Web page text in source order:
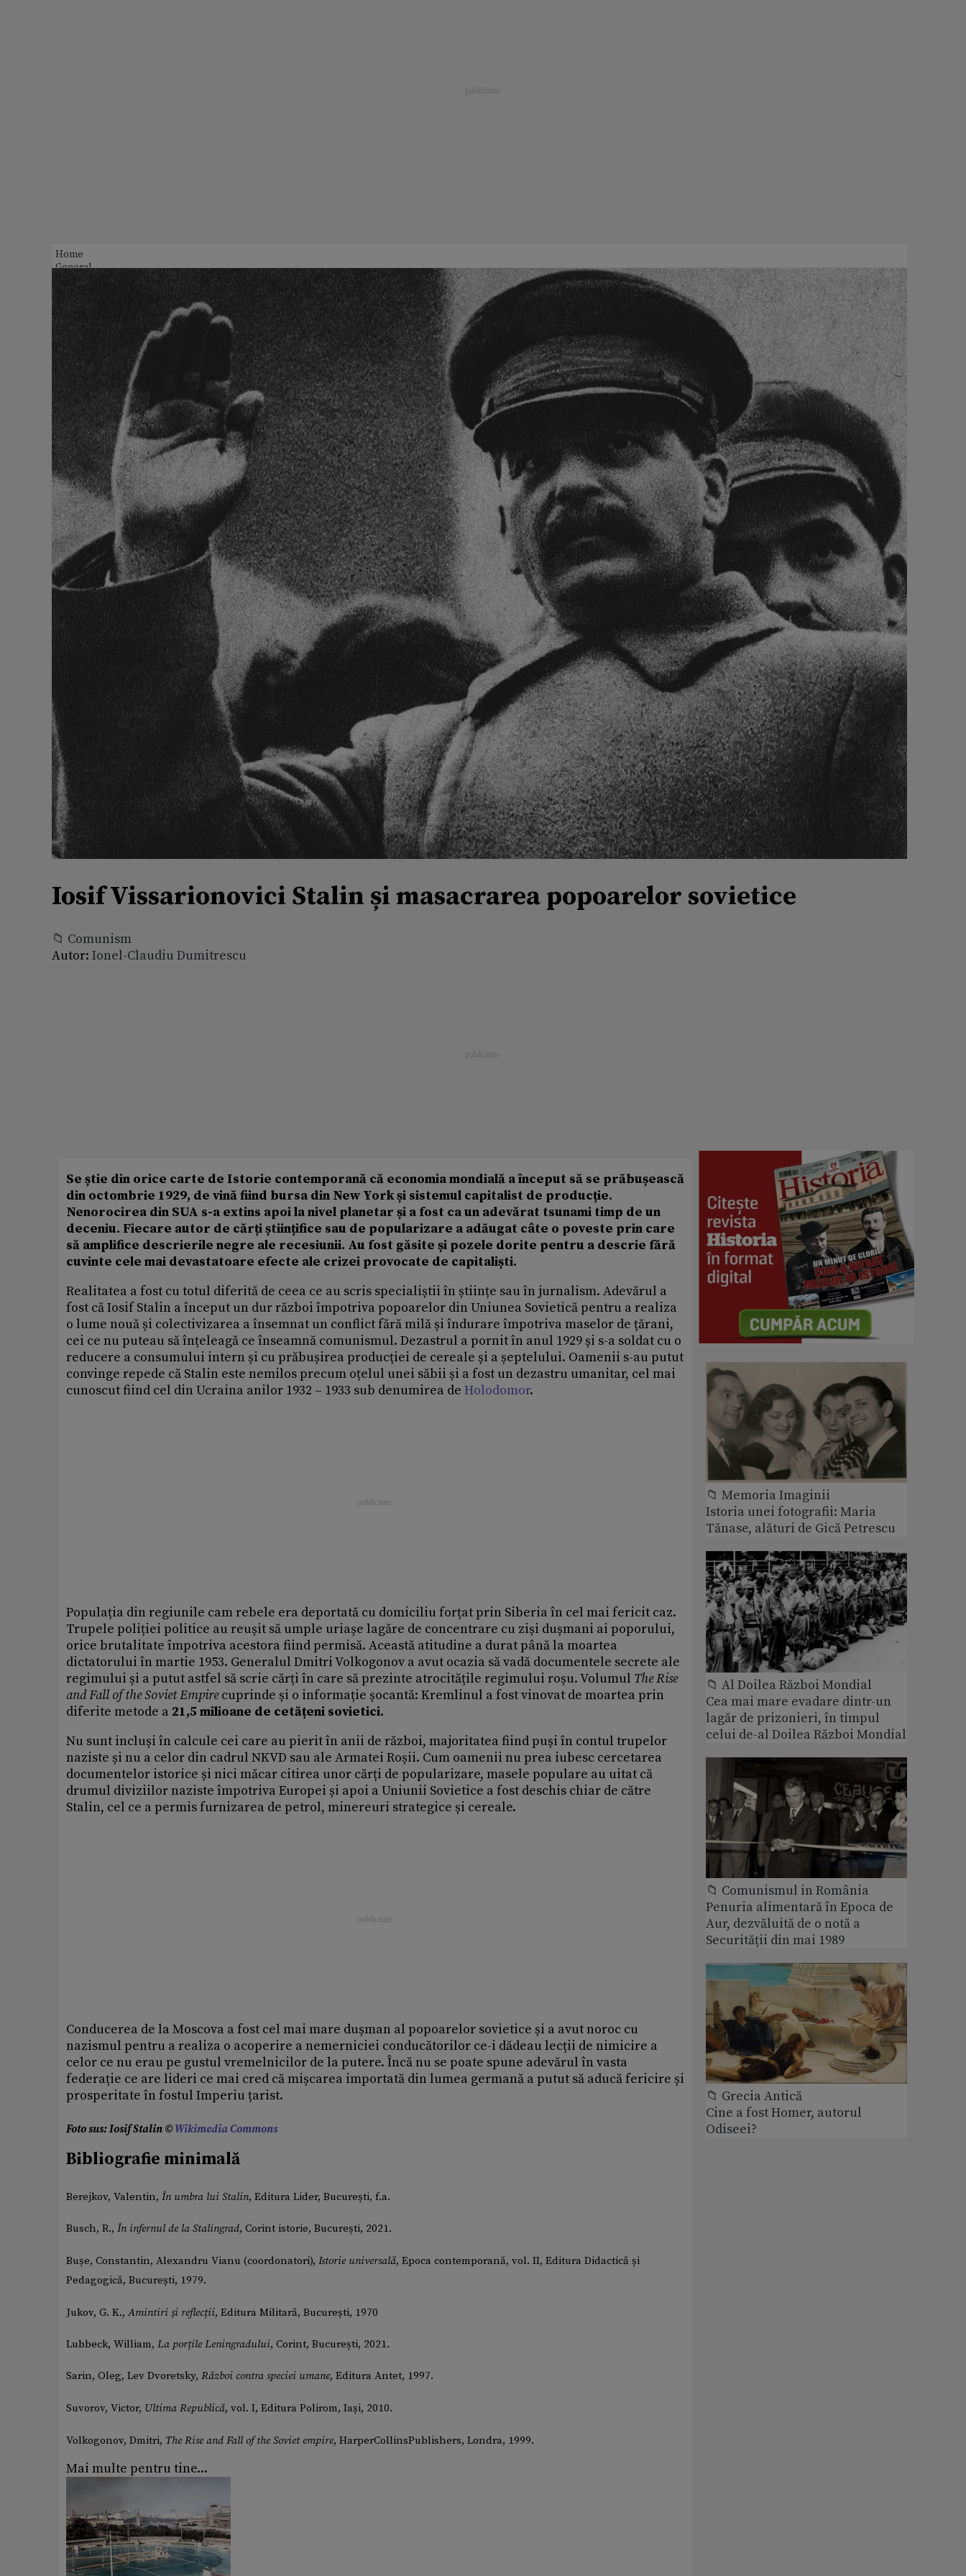
Home
General
Iosif Vissarionovici Stalin și masacrarea popoarelor sovietice
📁 Comunism
Autor: Ionel-Claudiu Dumitrescu
Se știe din orice carte de Istorie contemporană că economia mondială a început să se prăbușească
din octombrie 1929, de vină fiind bursa din New York și sistemul capitalist de producție.
Nenorocirea din SUA s-a extins apoi la nivel planetar și a fost ca un adevărat tsunami timp de un
deceniu. Fiecare autor de cărți științifice sau de popularizare a adăugat câte o poveste prin care
să amplifice descrierile negre ale recesiunii. Au fost găsite și pozele dorite pentru a descrie fără
cuvinte cele mai devastatoare efecte ale crizei provocate de capitaliști.
Realitatea a fost cu totul diferită de ceea ce au scris specialiștii în științe sau în jurnalism. Adevărul a
fost că Iosif Stalin a început un dur război împotriva popoarelor din Uniunea Sovietică pentru a realiza
o lume nouă și colectivizarea a însemnat un conflict fără milă și îndurare împotriva maselor de țărani,
cei ce nu puteau să înțeleagă ce înseamnă comunismul. Dezastrul a pornit în anul 1929 și s-a soldat cu o
reducere a consumului intern și cu prăbușirea producției de cereale și a șeptelului. Oamenii s-au putut
convinge repede că Stalin este nemilos precum oțelul unei săbii și a fost un dezastru umanitar, cel mai
cunoscut fiind cel din Ucraina anilor 1932 – 1933 sub denumirea de Holodomor.
Populația din regiunile cam rebele era deportată cu domiciliu forțat prin Siberia în cel mai fericit caz.
Trupele poliției politice au reușit să umple uriașe lagăre de concentrare cu ziși dușmani ai poporului,
orice brutalitate împotriva acestora fiind permisă. Această atitudine a durat până la moartea
dictatorului în martie 1953. Generalul Dmitri Volkogonov a avut ocazia să vadă documentele secrete ale
regimului și a putut astfel să scrie cărți în care să prezinte atrocitățile regimului roșu. Volumul The Rise
and Fall of the Soviet Empirecuprinde și o informație șocantă: Kremlinul a fost vinovat de moartea prin
diferite metode a 21,5 milioane de cetățeni sovietici.
Nu sunt incluși în calcule cei care au pierit în anii de război, majoritatea fiind puși în contul trupelor
naziste și nu a celor din cadrul NKVD sau ale Armatei Roșii. Cum oamenii nu prea iubesc cercetarea
documentelor istorice și nici măcar citirea unor cărți de popularizare, masele populare au uitat că
drumul diviziilor naziste împotriva Europei și apoi a Uniunii Sovietice a fost deschis chiar de către
Stalin, cel ce a permis furnizarea de petrol, minereuri strategice și cereale.
Conducerea de la Moscova a fost cel mai mare dușman al popoarelor sovietice și a avut noroc cu
nazismul pentru a realiza o acoperire a nemerniciei conducătorilor ce-i dădeau lecții de nimicire a
celor ce nu erau pe gustul vremelnicilor de la putere. Încă nu se poate spune adevărul în vasta
federație ce are lideri ce mai cred că mișcarea importată din lumea germană a putut să aducă fericire și
prosperitate în fostul Imperiu țarist.
Foto sus: Iosif Stalin ©Wikimedia Commons
Bibliografie minimală
Berejkov, Valentin, În umbra lui Stalin, Editura Lider, București, f.a.
Busch, R., În infernul de la Stalingrad, Corint istorie, București, 2021.
Bușe, Constantin, Alexandru Vianu (coordonatori), Istorie universală, Epoca contemporană, vol. II, Editura Didactică și
Pedagogică, București, 1979.
Jukov, G. K.,Amintiri și reflecții, Editura Militară, București, 1970
Lubbeck, William, La porțile Leningradului, Corint, București, 2021.
Sarin, Oleg, Lev Dvoretsky, Război contra speciei umane, Editura Antet, 1997.
Suvorov, Victor, Ultima Republică, vol. I, Editura Polirom, Iași, 2010.
Volkogonov, Dmitri, The Rise and Fall of the Soviet empire, HarperCollinsPublishers, Londra, 1999.
Mai multe pentru tine...
📁 Memoria Imaginii
Istoria unei fotografii: Maria
Tănase, alături de Gică Petrescu
📁 Al Doilea Război Mondial
Cea mai mare evadare dintr-un
lagăr de prizonieri, în timpul
celui de-al Doilea Război Mondial
📁 Comunismul in România
Penuria alimentară în Epoca de
Aur, dezvăluită de o notă a
Securității din mai 1989
📁 Grecia Antică
Cine a fost Homer, autorul
Odiseei?